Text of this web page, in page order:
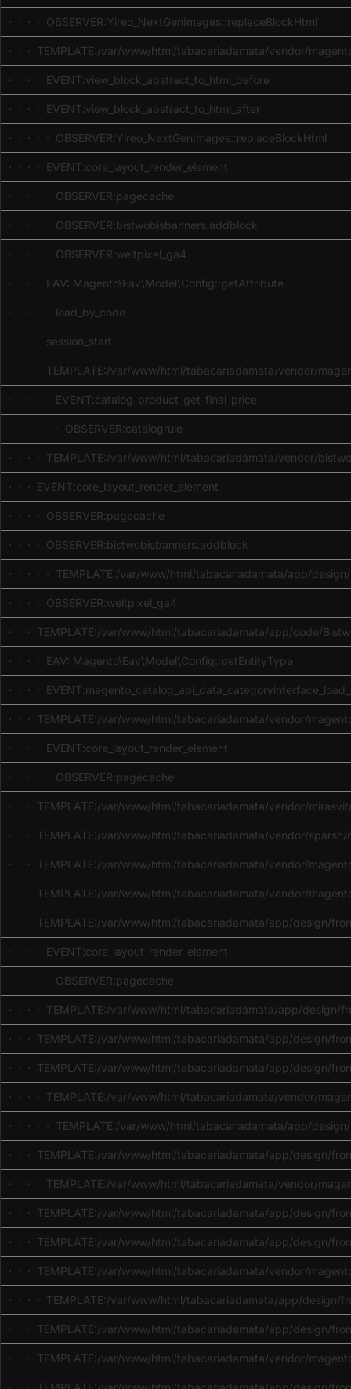
· · · · OBSERVER:Yireo_NextGenImages::replaceBlockHtml
· · · TEMPLATE:/var/www/html/tabacariadamata/vendor/
· · · · EVENT:view_block_abstract_to_html_before
· · · · EVENT:view_block_abstract_to_html_after
· · · · · OBSERVER:Yireo_NextGenImages::replaceBlockHtml
· · · · EVENT:core_layout_render_element
· · · · · OBSERVER:pagecache
· · · · · OBSERVER:bistwobisbanners.addblock
· · · · · OBSERVER:weltpixel_ga4
· · · · EAV: Magento\Eav\Model\Config::getAttribute
· · · · · load_by_code
· · · · session_start
· · · · TEMPLATE:/var/www/html/tabacariadamata/vendor/
· · · · · EVENT:catalog_product_get_final_price
· · · · · · OBSERVER:catalogrule
· · · · TEMPLATE:/var/www/html/tabacariadamata/vendor/
· · · EVENT:core_layout_render_element
· · · · OBSERVER:pagecache
· · · · OBSERVER:bistwobisbanners.addblock
· · · · · TEMPLATE:/var/www/html/tabacariadamata/app/
· · · · OBSERVER:weltpixel_ga4
· · · TEMPLATE:/var/www/html/tabacariadamata/app/code/
· · · · EAV: Magento\Eav\Model\Config::getEntityType
· · · ·
· · · TEMPLATE:/var/www/html/tabacariadamata/vendor/
· · · · EVENT:core_layout_render_element
· · · · · OBSERVER:pagecache
· · · TEMPLATE:/var/www/html/tabacariadamata/vendor/
· · · TEMPLATE:/var/www/html/tabacariadamata/vendor/
· · · TEMPLATE:/var/www/html/tabacariadamata/vendor/
· · · TEMPLATE:/var/www/html/tabacariadamata/vendor/
· · · TEMPLATE:/var/www/html/tabacariadamata/app/design/
· · · · EVENT:core_layout_render_element
· · · · · OBSERVER:pagecache
· · · · TEMPLATE:/var/www/html/tabacariadamata/app/
· · · TEMPLATE:/var/www/html/tabacariadamata/app/design/
· · · TEMPLATE:/var/www/html/tabacariadamata/app/design/
· · · · TEMPLATE:/var/www/html/tabacariadamata/vendor/
· · · · · TEMPLATE:/var/www/html/tabacariadamata/app/
· · · TEMPLATE:/var/www/html/tabacariadamata/app/design/
· · · · TEMPLATE:/var/www/html/tabacariadamata/vendor/
· · · TEMPLATE:/var/www/html/tabacariadamata/app/design/
· · · TEMPLATE:/var/www/html/tabacariadamata/app/design/
· · · TEMPLATE:/var/www/html/tabacariadamata/vendor/
· · · · TEMPLATE:/var/www/html/tabacariadamata/app/
· · · TEMPLATE:/var/www/html/tabacariadamata/app/design/
· · · TEMPLATE:/var/www/html/tabacariadamata/vendor/